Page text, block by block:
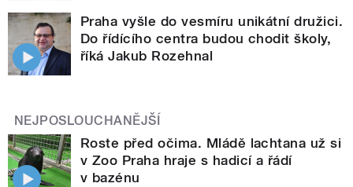
Praha vyšle do vesmíru unikátní družici.
Do řídícího centra budou chodit školy,
říká Jakub Rozehnal
NEJPOSLOUCHANĚJŠÍ
Roste před očima. Mládě lachtana už si
v Zoo Praha hraje s hadicí a řádí
v bazénu